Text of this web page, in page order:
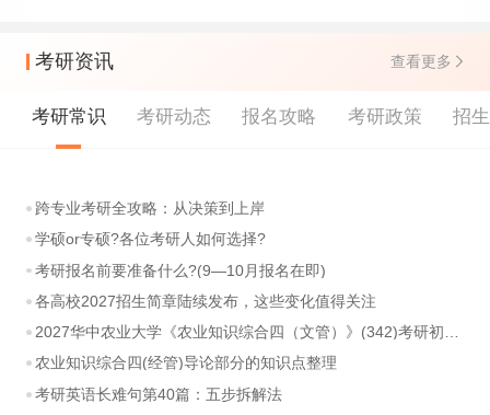
考研资讯 查看更多
考研常识 考研动态 报名攻略 考研政策 招
跨专业考研全攻略：从决策到上岸
学硕or专硕?各位考研人如何选择?
考研报名前要准备什么?(9—10月报名在即)
各高校2027招生简章陆续发布，这些变化值得关注
2027华中农业大学《农业知识综合四（文管）》(342)考研初试大纲
农业知识综合四(经管)导论部分的知识点整理
考研英语长难句第40篇：五步拆解法